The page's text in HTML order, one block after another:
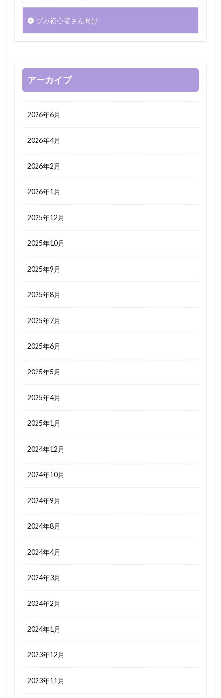
ヅカ初心者さん向け
アーカイブ
2026年6月
2026年4月
2026年2月
2026年1月
2025年12月
2025年10月
2025年9月
2025年8月
2025年7月
2025年6月
2025年5月
2025年4月
2025年1月
2024年12月
2024年10月
2024年9月
2024年8月
2024年4月
2024年3月
2024年2月
2024年1月
2023年12月
2023年11月